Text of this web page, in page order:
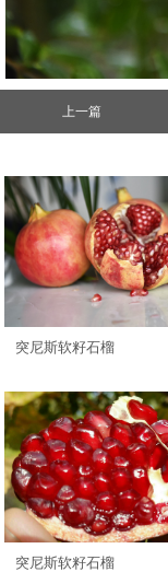
上一篇
突尼斯软籽石榴
突尼斯软籽石榴
视频中心
联系我们